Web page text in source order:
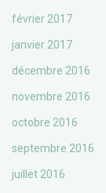
février 2017
janvier 2017
décembre 2016
novembre 2016
octobre 2016
septembre 2016
juillet 2016